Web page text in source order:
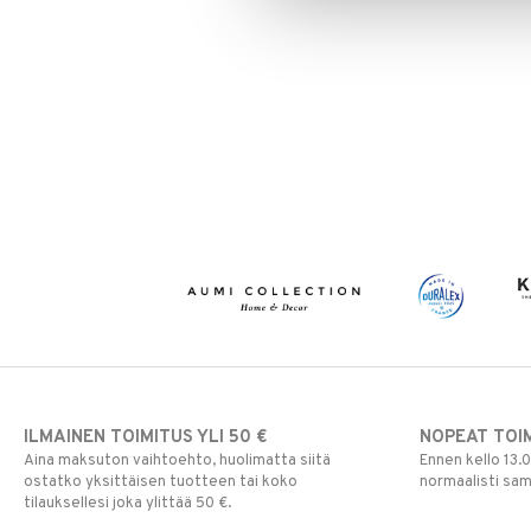
ILMAINEN TOIMITUS YLI 50 €
Aina maksuton vaihtoehto, huolimatta siitä
ostatko yksittäisen tuotteen tai koko
tilauksellesi joka ylittää 50 €.
NOPEAT
Ennen kello
normaalisti